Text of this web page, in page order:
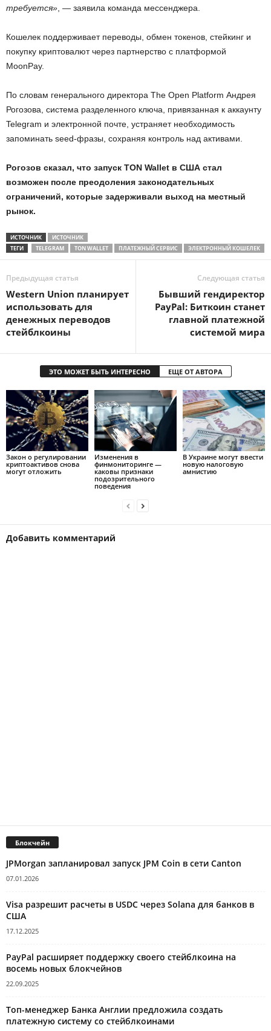
требуется» , — заявила команда мессенджера.
Кошелек поддерживает переводы, обмен токенов, стейкинг и
покупку криптовалют через партнерство с платформой
MoonPay.
По словам генерального директора The Open Platform Андрея
Рогозова, система разделенного ключа, привязанная к аккаунту
Telegram и электронной почте, устраняет необходимость
запоминать seed-фразы, сохраняя контроль над активами.
Рогозов сказал, что запуск TON Wallet в США стал
возможен после преодоления законодательных
ограничений, которые задерживали выход на местный
рынок.
ИСТОЧНИК
ИСТОЧНИК
ТЕГИ
TELEGRAM TON WALLET ПЛАТЕЖНЫЙ СЕРВИС ЭЛЕКТРОННЫЙ КОШЕЛЕК
Предыдущая статья
Western Union планирует
использовать для
денежных переводов
стейблкоины
Следующая статья
Бывший гендиректор
PayPal: Биткоин станет
главной платежной
системой мира
ЭТО МОЖЕТ БЫТЬ ИНТЕРЕСНО ЕЩЕ ОТ АВТОРА
Закон о регулировании
криптоактивов снова
могут отложить
Изменения в
финмониторинге —
каковы признаки
подозрительного
поведения
В Украине могут ввести
новую налоговую
амнистию
Добавить комментарий
Блокчейн
JPMorgan запланировал запуск JPM Coin в сети Canton
07.01.2026
Visa разрешит расчеты в USDC через Solana для банков в
США
17.12.2025
PayPal расширяет поддержку своего стейблкоина на
восемь новых блокчейнов
22.09.2025
Топ-менеджер Банка Англии предложила создать
платежную систему со стейблкоинами